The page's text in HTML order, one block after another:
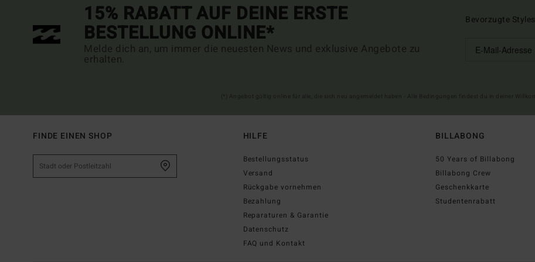
15% RABATT AUF DEINE ERSTE
BESTELLUNG ONLINE*
Melde dich an, um immer die neuesten News und exklusive Angebote zu
erhalten.
Bevorzugte Styles
FINDE EINEN SHOP HILFE
Bestellungsstatus
Versand
Rückgabe vornehmen
Bezahlung
Reparaturen & Garantie
Datenschutz
FAQ und Kontakt
BILLABONG
50 Years of Billabong
Billabong Crew
Geschenkkarte
Studentenrabatt